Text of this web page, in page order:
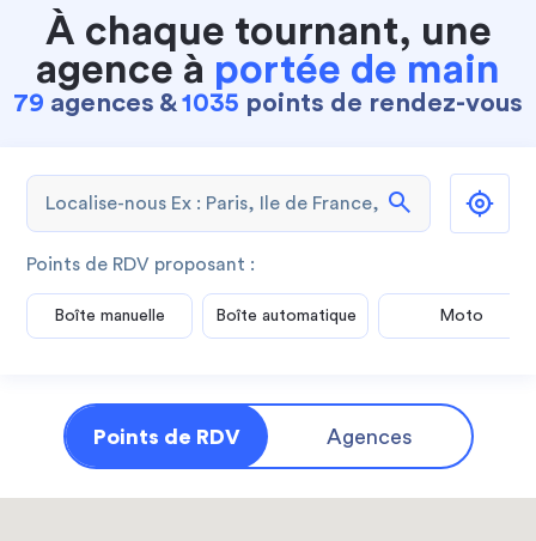
À chaque tournant, une
agence à portée de main
79 agences &1035 points de rendez-vous
search
Points de RDV proposant :
Boîte manuelle Boîte automatique Moto
Points de RDV Agences